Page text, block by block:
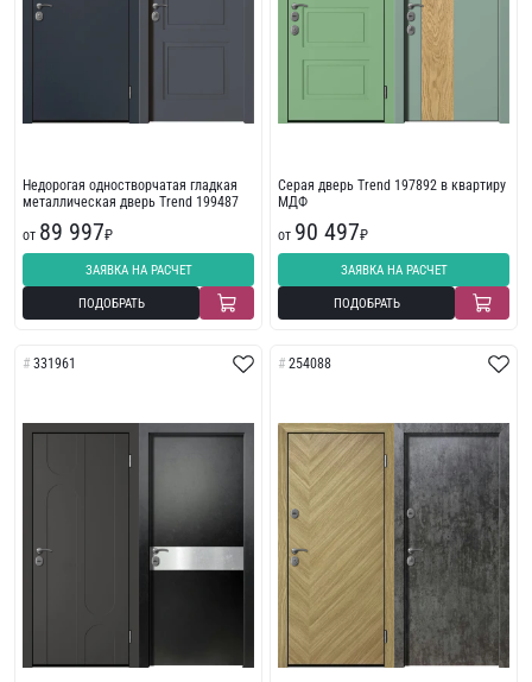
Недорогая одностворчатая гладкая
металлическая дверь Trend 199487
от 89 997₽
ЗАЯВКА НА РАСЧЕТ
ПОДОБРАТЬ
Серая дверь Trend 197892 в квартиру
МДФ
от 90 497₽
ЗАЯВКА НА РАСЧЕТ
ПОДОБРАТЬ
331961 254088